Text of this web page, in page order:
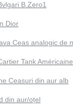
B.Zero1
Dior
Ceas analogic de
Tank Américaine
Ceasuri din aur alb
din aur/oțel